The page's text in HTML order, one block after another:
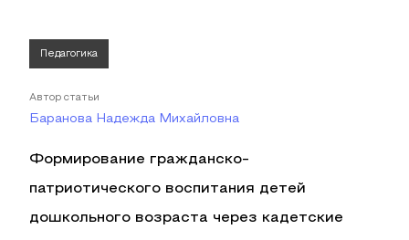
Педагогика
Автор статьи
Баранова Надежда Михайловна
Формирование гражданско-
патриотического воспитания детей
дошкольного возраста через кадетские